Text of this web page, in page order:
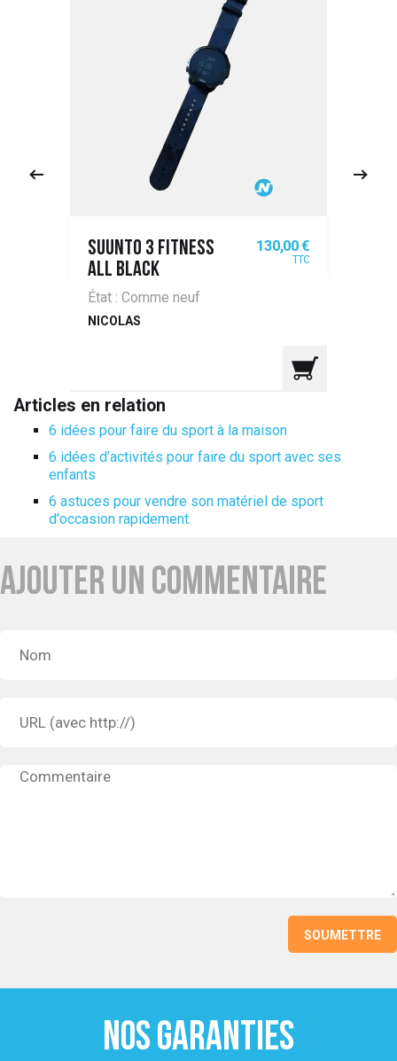
SUUNTO 3 FITNESS
ALL BLACK
Prix
130,00 €
TTC
État : Comme neuf
NICOLAS
Articles en relation
6 idées pour faire du sport à la maison
6 idées d’activités pour faire du sport avec ses
enfants
6 astuces pour vendre son matériel de sport
d'occasion rapidement.
AJOUTER UN COMMENTAIRE
NOS GARANTIES